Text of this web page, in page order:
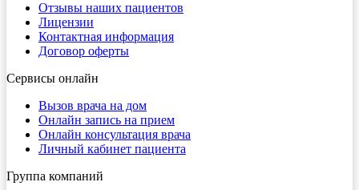
Отзывы наших пациентов
Лицензии
Контактная информация
Договор оферты
Сервисы онлайн
Вызов врача на дом
Онлайн запись на прием
Онлайн консультация врача
Личный кабинет пациента
Группа компаний